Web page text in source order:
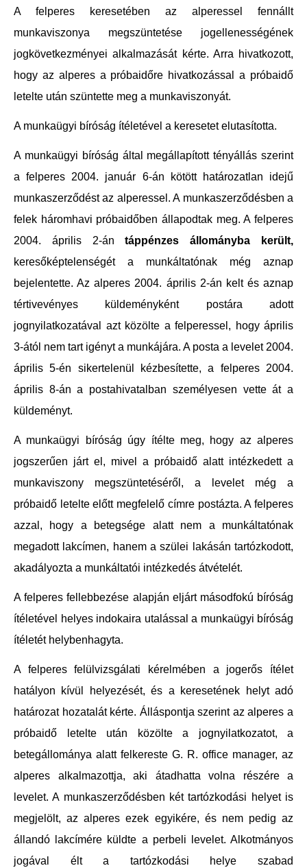
A felperes keresetében az alperessel fennállt
munkaviszonya megszüntetése jogellenességének
jogkövetkezményei alkalmazását kérte. Arra hivatkozott,
hogy az alperes a próbaidőre hivatkozással a próbaidő
letelte után szüntette meg a munkaviszonyát.
A munkaügyi bíróság ítéletével a keresetet elutasította.
A munkaügyi bíróság által megállapított tényállás szerint
a felperes 2004. január 6-án kötött határozatlan idejű
munkaszerződést az alperessel. A munkaszerződésben a
felek háromhavi próbaidőben állapodtak meg. A felperes
2004. április 2-ántáppénzes állományba került,
keresőképtelenségét a munkáltatónak még aznap
bejelentette. Az alperes 2004. április 2-án kelt és aznap
tértivevényes küldeményként postára adott
jognyilatkozatával azt közölte a felperessel, hogy április
3-ától nem tart igényt a munkájára. A posta a levelet 2004.
április 5-én sikertelenül kézbesítette, a felperes 2004.
április 8-án a postahivatalban személyesen vette át a
küldeményt.
A munkaügyi bíróság úgy ítélte meg, hogy az alperes
jogszerűen járt el, mivel a próbaidő alatt intézkedett a
munkaviszony megszüntetéséről, a levelet még a
próbaidő letelte előtt megfelelő címre postázta. A felperes
azzal, hogy a betegsége alatt nem a munkáltatónak
megadott lakcímen, hanem a szülei lakásán tartózkodott,
akadályozta a munkáltatói intézkedés átvételét.
A felperes fellebbezése alapján eljárt másodfokú bíróság
ítéletével helyes indokaira utalással a munkaügyi bíróság
ítéletét helybenhagyta.
A felperes felülvizsgálati kérelmében a jogerős ítélet
hatályon kívül helyezését, és a keresetének helyt adó
határozat hozatalát kérte. Álláspontja szerint az alperes a
próbaidő letelte után közölte a jognyilatkozatot, a
betegállománya alatt felkereste G. R. office manager, az
alperes alkalmazottja, aki átadhatta volna részére a
levelet. A munkaszerződésben két tartózkodási helyet is
megjelölt, az alperes ezek egyikére, és nem pedig az
állandó lakcímére küldte a perbeli levelet. Alkotmányos
jogával élt a tartózkodási helye szabad